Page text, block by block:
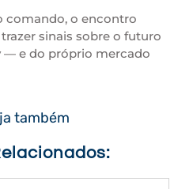
comando, o encontro
sinais sobre o futuro
— e do próprio mercado
também